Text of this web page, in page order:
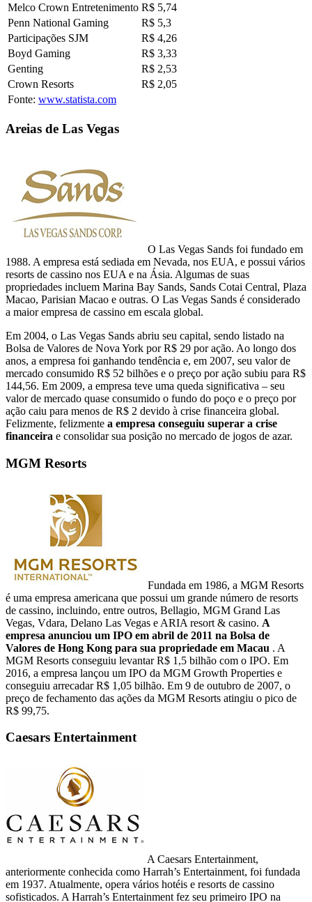
Melco Crown Entretenimento R$ 5,74
Penn National Gaming
R$ 5,3
Participações SJM
R$ 4,26
Boyd Gaming
R$ 3,33
Genting
R$ 2,53
Crown Resorts
R$ 2,05
Fonte: www.statista.com
Areias de Las Vegas
O Las Vegas Sands foi fundado em
1988. A empresa está sediada em Nevada, nos EUA, e possui vários
resorts de cassino nos EUA e na Ásia. Algumas de suas
propriedades incluem Marina Bay Sands, Sands Cotai Central, Plaza
Macao, Parisian Macao e outras. O Las Vegas Sands é considerado
a maior empresa de cassino em escala global.
Em 2004, o Las Vegas Sands abriu seu capital, sendo listado na
Bolsa de Valores de Nova York por R$ 29 por ação. Ao longo dos
anos, a empresa foi ganhando tendência e, em 2007, seu valor de
mercado consumido R$ 52 bilhões e o preço por ação subiu para R$
144,56. Em 2009, a empresa teve uma queda significativa – seu
valor de mercado quase consumido o fundo do poço e o preço por
ação caiu para menos de R$ 2 devido à crise financeira global.
Felizmente, felizmente a empresa conseguiu superar a crise
financeira e consolidar sua posição no mercado de jogos de azar.
MGM Resorts
Fundada em 1986, a MGM Resorts
é uma empresa americana que possui um grande número de resorts
de cassino, incluindo, entre outros, Bellagio, MGM Grand Las
Vegas, Vdara, Delano Las Vegas e ARIA resort & casino. A
empresa anunciou um IPO em abril de 2011 na Bolsa de
Valores de Hong Kong para sua propriedade em Macau . A
MGM Resorts conseguiu levantar R$ 1,5 bilhão com o IPO. Em
2016, a empresa lançou um IPO da MGM Growth Properties e
conseguiu arrecadar R$ 1,05 bilhão. Em 9 de outubro de 2007, o
preço de fechamento das ações da MGM Resorts atingiu o pico de
R$ 99,75.
Caesars Entertainment
A Caesars Entertainment,
anteriormente conhecida como Harrah’s Entertainment, foi fundada
em 1937. Atualmente, opera vários hotéis e resorts de cassino
sofisticados. A Harrah’s Entertainment fez seu primeiro IPO na